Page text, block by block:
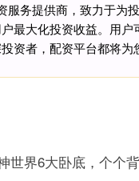
务提供商，致力于为
最大化投资收益。用
资者，配资平台都将
世界6大卧底，个个